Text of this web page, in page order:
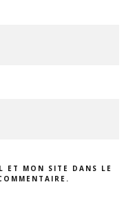
ET MON SITE DANS LE